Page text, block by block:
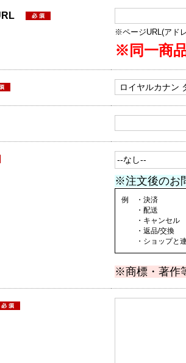
※ページURL(アド
※同一商
※注文後のお
例 ・決済
・配送
・キャンセル
・返品/交換
・ショップと連
※商標・著作